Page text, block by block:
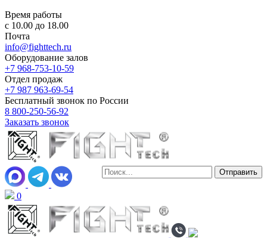
Время работы
с 10.00 до 18.00
Почта
info@fighttech.ru
Оборудование залов
+7 968-753-10-59
Отдел продаж
+7 987 963-69-54
Бесплатный звонок по России
8 800-250-56-92
Заказать звонок
0